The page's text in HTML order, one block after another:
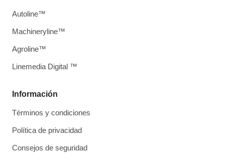
Información
Términos y condiciones
Política de privacidad
Consejos de seguridad
Autoline™
Machineryline™
Agroline™
Linemedia Digital ™